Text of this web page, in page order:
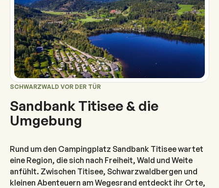
SCHWARZWALD VOR DER TÜR
Sandbank Titisee & die
Umgebung
Rund um den Campingplatz Sandbank Titisee wartet
eine Region, die sich nach Freiheit, Wald und Weite
anfühlt. Zwischen Titisee, Schwarzwaldbergen und
kleinen Abenteuern am Wegesrand entdeckt ihr Orte,